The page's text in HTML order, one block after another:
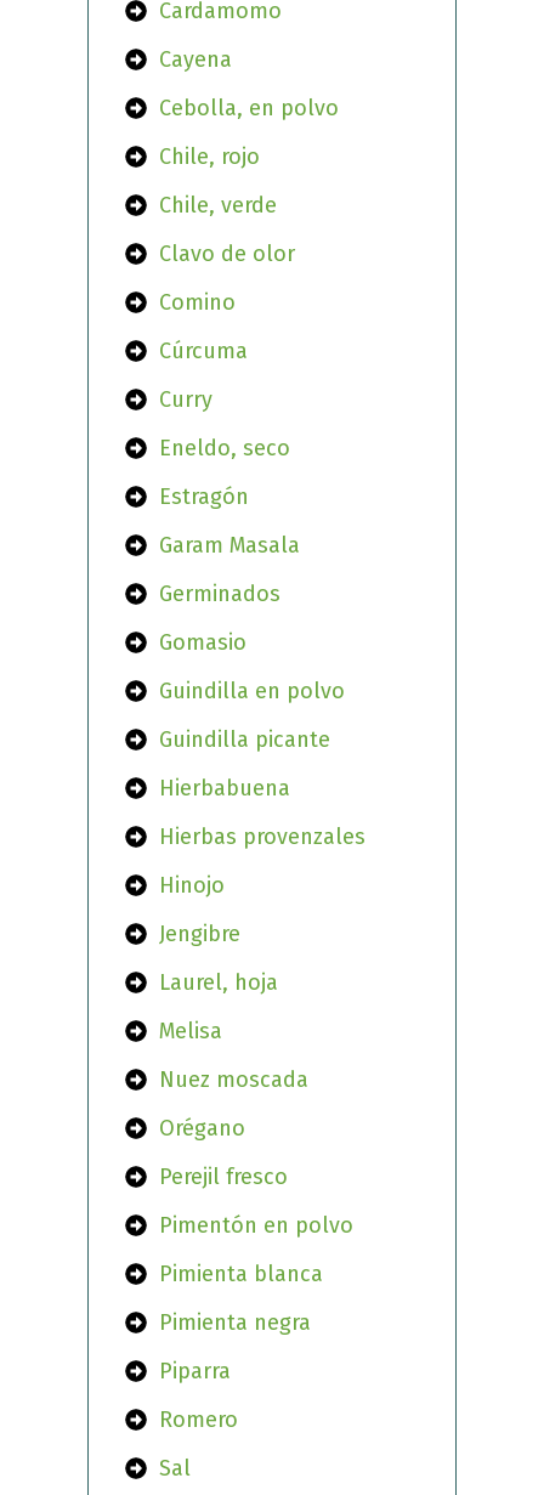
Cardamomo
Cayena
Cebolla, en polvo
Chile, rojo
Chile, verde
Clavo de olor
Comino
Cúrcuma
Curry
Eneldo, seco
Estragón
Garam Masala
Germinados
Gomasio
Guindilla en polvo
Guindilla picante
Hierbabuena
Hierbas provenzales
Hinojo
Jengibre
Laurel, hoja
Melisa
Nuez moscada
Orégano
Perejil fresco
Pimentón en polvo
Pimienta blanca
Pimienta negra
Piparra
Romero
Sal